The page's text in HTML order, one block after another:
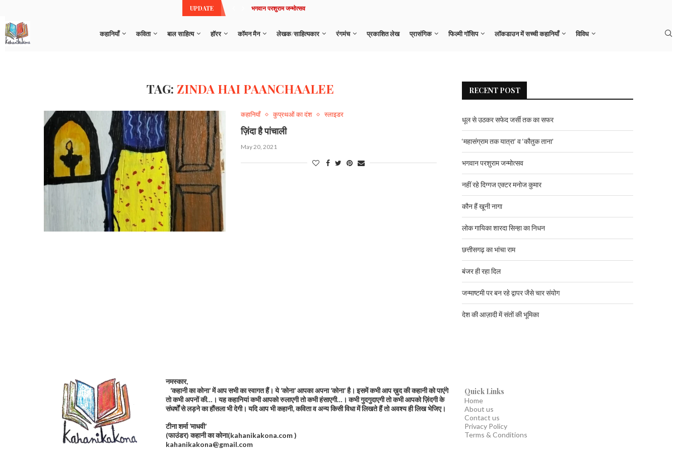
UPDATE भगवान परशुराम जन्मोत्सव
कहानियाँ कविता बाल साहित्य हॉरर कॉमन मैन लेखक/साहित्यकार रंगमंच प्रकाशित लेख प्रासंगिक फिल्मी गॉसिप लॉकडाउन में सच्ची कहानियाँ विविध
TAG: ZINDA HAI PAANCHAALEE
कहानियाँ कुप्रथओं का दंश स्लाइडर
ज़िंदा है पांचाली
May 20, 2021
RECENT POST
धूल से उठकर सफेद जर्सी तक का सफर
‘महासंग्राम तक यात्रा’ व ‘कौतुक ताना’
भगवान परशुराम जन्मोत्सव
नहीं रहे दिग्गज एक्टर मनोज कुमार
कौन हैं खूनी नागा
लोक गायिका शारदा सिन्हा का निधन
छत्तीसगढ़ का भांचा राम
बंजर ही रहा दिल
जन्माष्टमी पर बन रहे द्वापर जैसे चार संयोग
देश की आज़ादी में संतों की भूमिका
नमस्कार,
‘कहानी का कोना’ में आप सभी का स्वागत हैं। ये ‘कोना’ आपका अपना ‘कोना’ है। इसमें कभी आप ख़ुद की कहानी को पाएंगे
तो कभी अपनों की…। यह कहानियां कभी आपको रुलाएगी तो कभी हंसाएगी…। कभी गुदगुदाएगी तो कभी आपको ज़िंदगी के
संघर्षों से लड़ने का हौंसला भी देगी। यदि आप भी कहानी, कविता व अन्य किसी विधा में लिखते हैं तो अवश्य ही लिख भेजिए।
टीना शर्मा ‘माधवी’
(फाउंडर) कहानी का कोना(kahanikakona.com )
kahanikakona@gmail.com
Quick Links
Home
About us
Contact us
Privacy Policy
Terms & Conditions